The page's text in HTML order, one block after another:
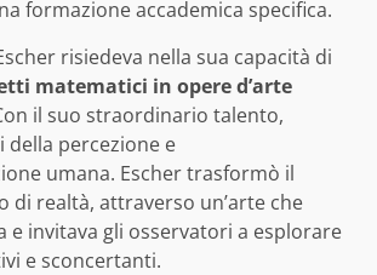
formazione accademica specifica.
risiedeva nella sua capacità di
matematici in opere d’arte
il suo straordinario talento,
della percezione e
umana. Escher trasformò il
di realtà, attraverso un’arte che
e invitava gli osservatori a esplorare
e sconcertanti.